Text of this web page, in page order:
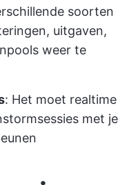
soorten
uitgaven,
weer te
: Het moet realtime
met je